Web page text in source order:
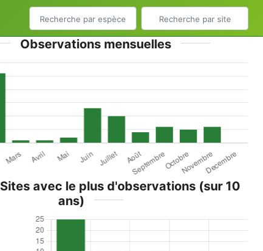
Observations mensuelles
Sites avec le plus d'observations (sur 10
ans)